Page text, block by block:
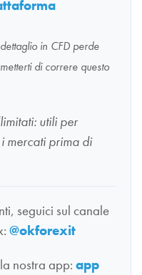
in CFD perde
di correre questo
utili per
mercati prima di
seguici sul canale
@okforexit
nostra app: app